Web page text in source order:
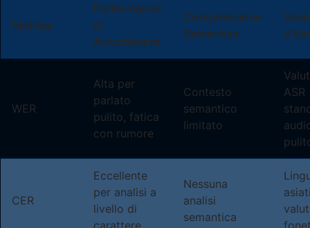
Metrica
Performance
di
Accuratezza
Comprensione
Semantica
WER
Alta per
parlato
pulito, fatica
con rumore
Contesto
semantico
limitato
ASR
CER
Eccellente
per analisi a
livello di
carattere
Nessuna
analisi
semantica